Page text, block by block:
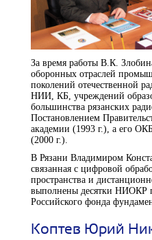
За время работы В.К.
оборонных отраслей
поколений отечественной
НИИ, КБ, учреждений
большинства рязанских
Постановлением
академии (1993 г.), а его
(2000 г.).
В Рязани Владимиром
связанная с цифровой
пространства и
выполнены десятки НИОКР
Российского фонда
Коптев Юрий